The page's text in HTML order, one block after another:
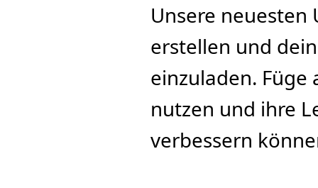
Unsere neuesten
erstellen und
einzuladen. Füge
nutzen und ihre
verbessern